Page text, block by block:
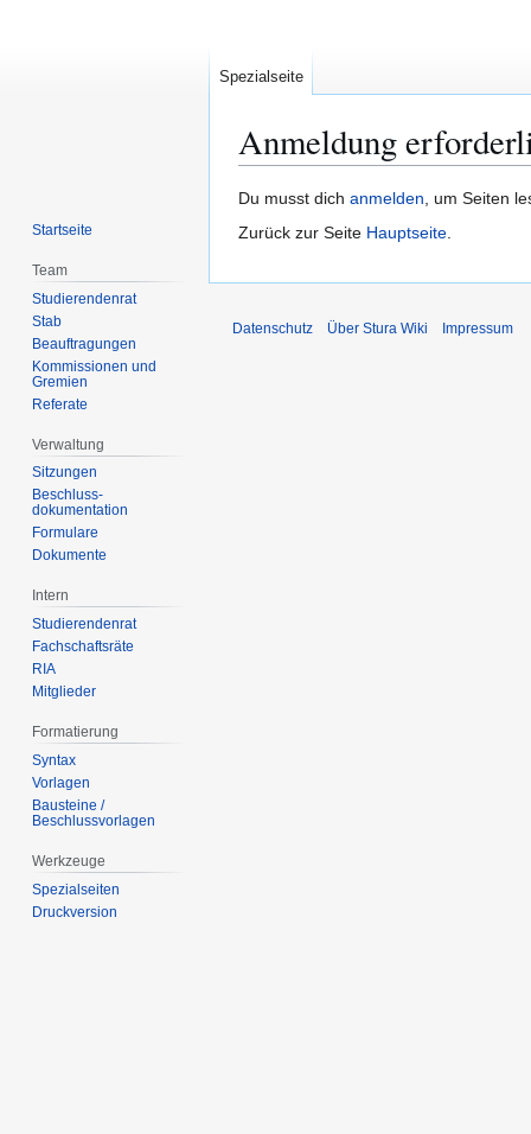
Anmeldung
Zur
Navigation
Zur
Suche
Du musst dich anmelden, um Seiten
Zurück zur Seite Hauptseite.
Spezialseite
Startseite
Team
Studierendenrat
Stab
Beauftragungen
Kommissionen und
Gremien
Referate
Verwaltung
Sitzungen
Beschluss-
dokumentation
Formulare
Dokumente
Intern
Studierendenrat
Fachschaftsräte
RIA
Mitglieder
Formatierung
Syntax
Vorlagen
Bausteine /
Beschlussvorlagen
Werkzeuge
Spezialseiten
Druckversion
Datenschutz Über Stura Wiki Impressum